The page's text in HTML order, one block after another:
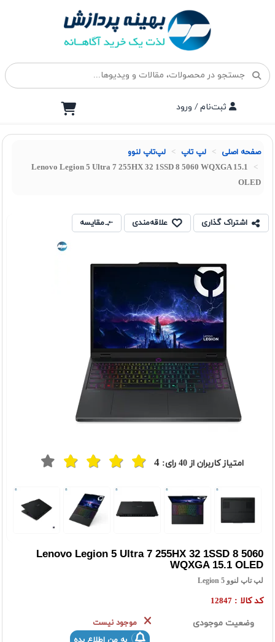
ثبت‌نام / ورود
صفحه اصلی لپ تاپ لپ‌تاپ لنوو
Lenovo Legion 5 Ultra 7 255HX 32 1SSD 8 5060 WQXGA 15.1
OLED
اشتراک گذاری علاقه‌مندی مقایسه
امتیاز کاربران از40 رای: 4
Lenovo Legion 5 Ultra 7 255HX 32 1SSD 8 5060
WQXGA 15.1 OLED
لپ تاپ لنوو Legion 5
کد کالا : 12847
وضعیت موجودی
موجود نیست